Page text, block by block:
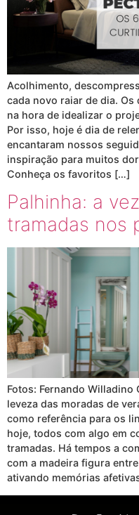
Acolhimento,
cada novo raiar de dia.
na hora de idealizar o
Por isso, hoje é dia de
encantaram nossos
inspiração para muitos
Conheça os favoritos […]
Palhinha: a
tramadas nos
Fotos: Fernando Willadino
leveza das moradas de
como referência para os
hoje, todos com algo em
tramadas. Há tempos a
com a madeira figura
ativando memórias